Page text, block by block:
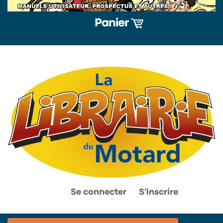
Panier
Se connecter S'inscrire